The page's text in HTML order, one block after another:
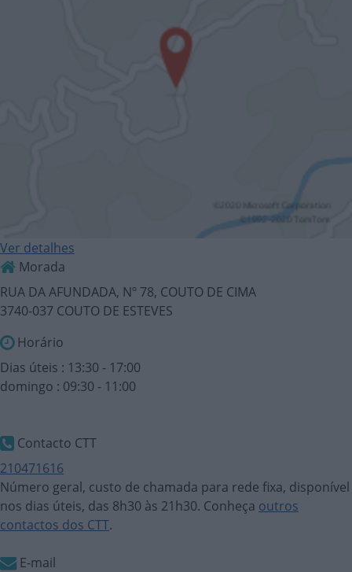
Ver detalhes
Morada
RUA DA AFUNDADA, Nº 78, COUTO DE CIMA
3740-037 COUTO DE ESTEVES
Horário
Dias úteis : 13:30 - 17:00
domingo : 09:30 - 11:00
Contacto CTT
210471616
Número geral, custo de chamada para rede fixa, disponível
nos dias úteis, das 8h30 às 21h30. Conheça outros
contactos dos CTT.
E-mail